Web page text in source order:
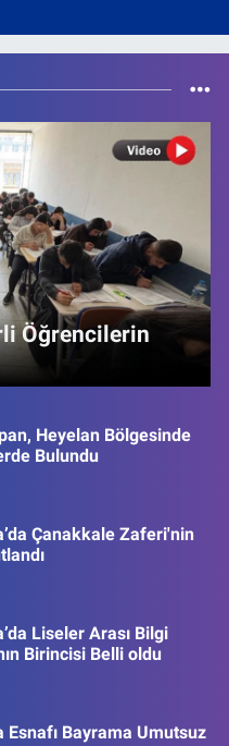
Öğrencilerin
Heyelan Bölgesinde
Bulundu
Çanakkale Zaferi'nin
Liseler Arası Bilgi
Birincisi Belli oldu
Esnafı Bayrama Umutsuz